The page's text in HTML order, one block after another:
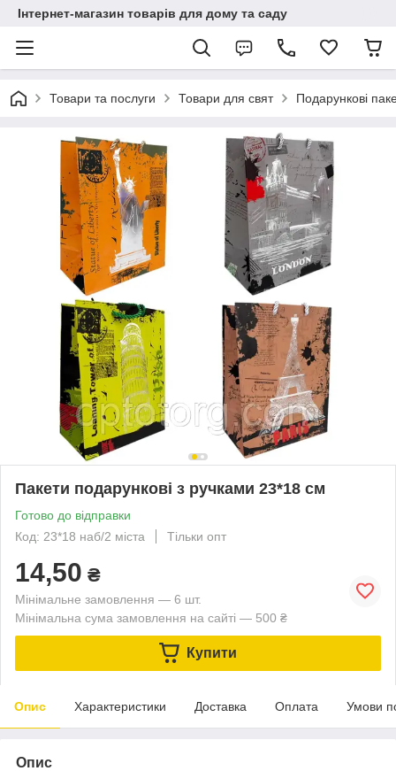
Інтернет-магазин товарів для дому та саду
Товари та послуги Товари для свят Подарункові
Пакети подарункові з ручками 23*18 см
Готово до відправки
Код: 23*18 наб/2 міста
Тільки опт
14,50 ₴
Мінімальне замовлення — 6 шт.
Мінімальна сума замовлення на сайті — 500 ₴
Купити
Опис Характеристики Доставка Оплата Умови
Опис